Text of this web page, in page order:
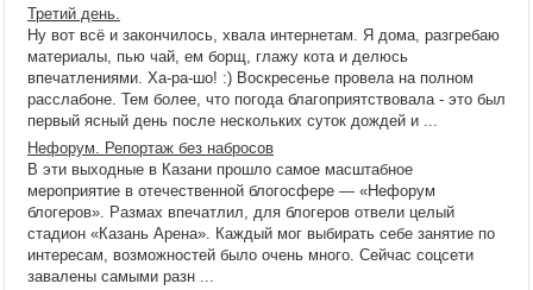
Третий день.
Ну вот всё и закончилось, хвала интернетам. Я дома, разгребаю
материалы, пью чай, ем борщ, глажу кота и делюсь
впечатлениями. Ха-ра-шо! :) Воскресенье провела на полном
расслабоне. Тем более, что погода благоприятствовала - это был
первый ясный день после нескольких суток дождей и ...
Нефорум. Репортаж без набросов
В эти выходные в Казани прошло самое масштабное
мероприятие в отечественной блогосфере — «Нефорум
блогеров». Размах впечатлил, для блогеров отвели целый
стадион «Казань Арена». Каждый мог выбирать себе занятие по
интересам, возможностей было очень много. Сейчас соцсети
завалены самыми разн ...